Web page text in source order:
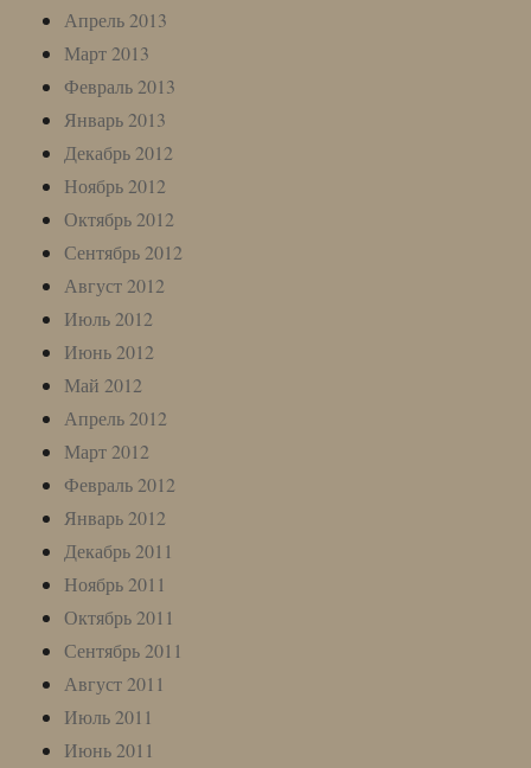
Апрель 2013
Март 2013
Февраль 2013
Январь 2013
Декабрь 2012
Ноябрь 2012
Октябрь 2012
Сентябрь 2012
Август 2012
Июль 2012
Июнь 2012
Май 2012
Апрель 2012
Март 2012
Февраль 2012
Январь 2012
Декабрь 2011
Ноябрь 2011
Октябрь 2011
Сентябрь 2011
Август 2011
Июль 2011
Июнь 2011